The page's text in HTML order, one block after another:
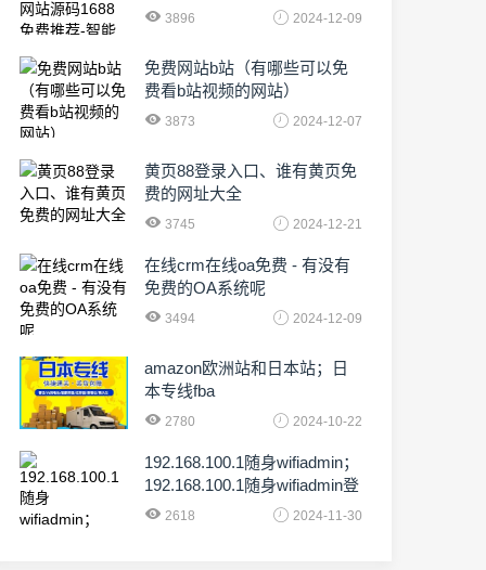
化时代的挑战与机遇!
3896 2024-12-09
免费网站b站（有哪些可以免
费看b站视频的网站）
3873 2024-12-07
黄页88登录入口、谁有黄页免
费的网址大全
3745 2024-12-21
在线crm在线oa免费 - 有没有
免费的OA系统呢
3494 2024-12-09
amazon欧洲站和日本站；日
本专线fba
2780 2024-10-22
192.168.100.1随身wifiadmin；
192.168.100.1随身wifiadmin登
录器2618 2024-11-30